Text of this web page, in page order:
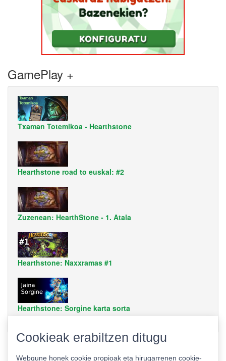
GamePlay +
Txaman Totemikoa - Hearthstone
Hearthstone road to euskal: #2
Zuzenean: HearthStone - 1. Atala
Hearthstone: Naxxramas #1
Hearthstone: Sorgine karta sorta
Cookieak erabiltzen ditugu
Webgune honek cookie propioak eta hirugarrenen cookie-